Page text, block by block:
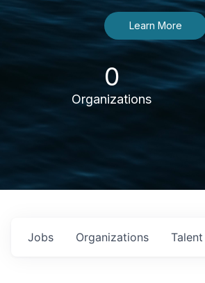
Learn More
0
Organizations
Jobs Organizations Talent